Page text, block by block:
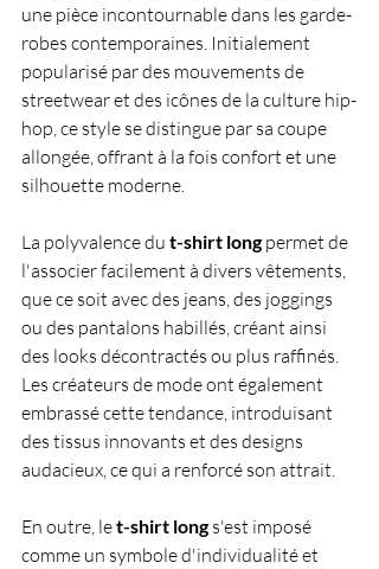
une pièce incontournable dans les garde-
robes contemporaines. Initialement
popularisé par des mouvements de
streetwear et des icônes de la culture hip-
hop, ce style se distingue par sa coupe
allongée, offrant à la fois confort et une
silhouette moderne.
La polyvalence du t-shirt long permet de
l'associer facilement à divers vêtements,
que ce soit avec des jeans, des joggings
ou des pantalons habillés, créant ainsi
des looks décontractés ou plus raffinés.
Les créateurs de mode ont également
embrassé cette tendance, introduisant
des tissus innovants et des designs
audacieux, ce qui a renforcé son attrait.
En outre, le t-shirt long s'est imposé
comme un symbole d'individualité et